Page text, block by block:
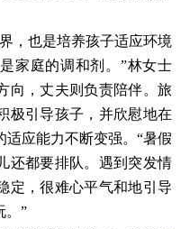
，也是培养孩子适应环境
家庭的调和剂。”林女士
向，丈夫则负责陪伴。旅
极引导孩子，并欣慰地在
应能力不断变强。“暑假
还都要排队。遇到突发情
定，很难心平气和地引导
。”